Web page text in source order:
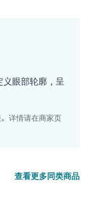
眼部轮廓，呈
详情请在商家页
查看更多同类商品